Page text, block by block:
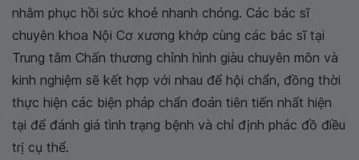
nhằm phục hồi sức khoẻ nhanh chóng. Các bác sĩ
chuyên khoa Nội Cơ xương khớp cùng các bác sĩ tại
Trung tâm Chấn thương chỉnh hình giàu chuyên môn và
kinh nghiệm sẽ kết hợp với nhau để hội chẩn, đồng thời
thực hiện các biện pháp chẩn đoán tiên tiến nhất hiện
tại để đánh giá tình trạng bệnh và chỉ định phác đồ điều
trị cụ thể.